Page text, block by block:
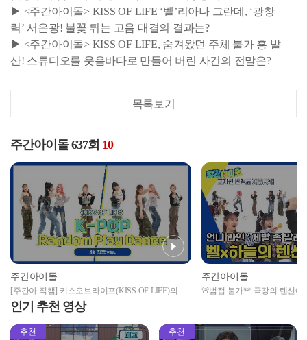
▶ <주간아이돌> KISS OF LIFE ‘벨’리아나 그란데, ‘광창
력’ 서은광! 불꽃 튀는 고음 대결의 결과는?
▶ <주간아이돌> KISS OF LIFE, 숨겨왔던 주체 불가 흥 발
산! 스튜디오를 웃음바다로 만들어 버린 사건의 전말은?
목록보기
주간아이돌 637회 10
주간아이돌
[주간아 직캠] 키스오브라이프(KISS OF LIFE)의 K-
POP 랜덤 플레이 댄스 (4K 직캠 Ver.) l #YouandMe
#Spicy #Baddie 등 l EP.637
주간아이돌
🚨범접 불가🚨 극강의 텐션에
인기 추천 영상
추천 추천